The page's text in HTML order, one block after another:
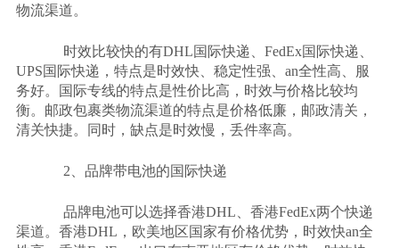
物流渠道。
时效比较快的有DHL国际快递、FedEx国际快递、
UPS国际快递，特点是时效快、稳定性强、 an全性高、服
务好。国际专线的特点是性价比高，时效与价格比较均
衡。邮政包裹类物流渠道的特点是价格低廉，邮政清关，
清关快捷。同时，缺点是时效慢，丢件率高。
2 、品牌带电池的国际快递
品牌电池可以选择香港DHL 、香港FedEx两个快递
渠道。香港DHL ，欧美地区国家有价格优势，时效快an全